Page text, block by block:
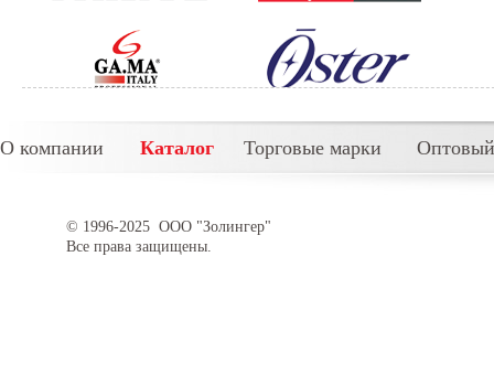
О компании Каталог Торговые марки
© 1996-2025 ООО "Золингер"
Все права защищены.